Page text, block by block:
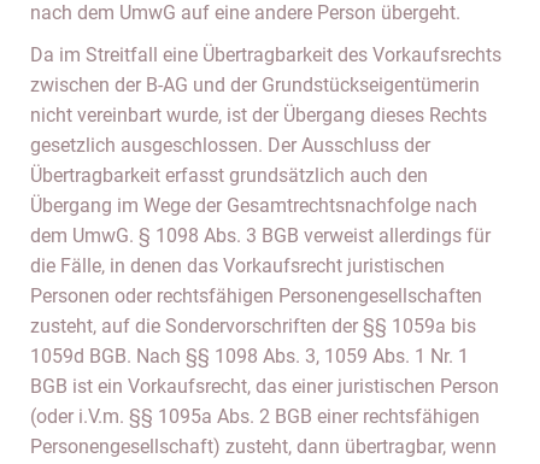
nach dem UmwG auf eine andere Person übergeht.
Da im Streitfall eine Übertragbarkeit des Vorkaufsrechts
zwischen der B-AG und der Grundstückseigentümerin
nicht vereinbart wurde, ist der Übergang dieses Rechts
gesetzlich ausgeschlossen. Der Ausschluss der
Übertragbarkeit erfasst grundsätzlich auch den
Übergang im Wege der Gesamtrechtsnachfolge nach
dem UmwG. § 1098 Abs. 3 BGB verweist allerdings für
die Fälle, in denen das Vorkaufsrecht juristischen
Personen oder rechtsfähigen Personengesellschaften
zusteht, auf die Sondervorschriften der §§ 1059a bis
1059d BGB. Nach §§ 1098 Abs. 3, 1059 Abs. 1 Nr. 1
BGB ist ein Vorkaufsrecht, das einer juristischen Person
(oder i.V.m. §§ 1095a Abs. 2 BGB einer rechtsfähigen
Personengesellschaft) zusteht, dann übertragbar, wenn